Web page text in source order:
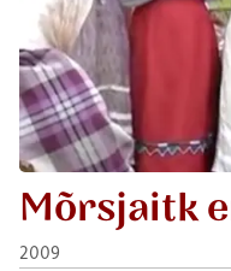
Mõrsjaitk
2009